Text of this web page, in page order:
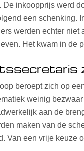
De inkoopprijs werd
een schenking.
werden echter niet
Het kwam in de
beroept zich op
weinig
aan de
maken van de
Van een vrije keuze